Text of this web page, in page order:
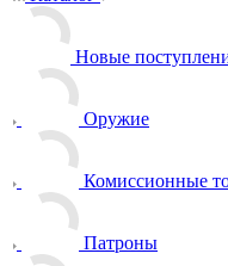
Новые
Оружие
Комиссионные
Патроны